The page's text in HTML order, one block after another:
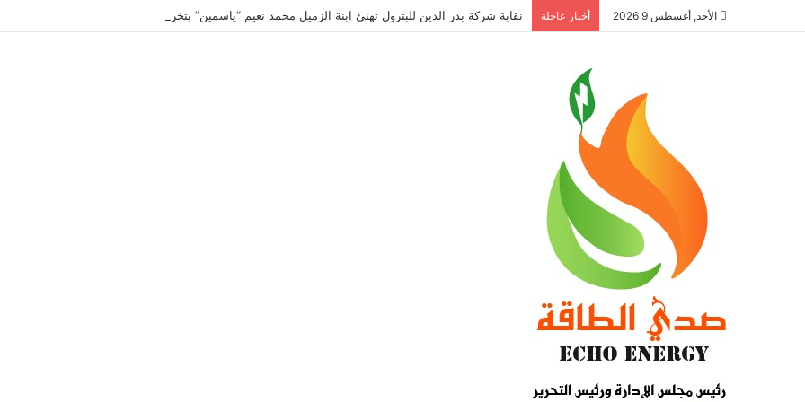
الأحد, أغسطس 9 2026 أخبار عاجلة نقابة شركة بدر الدين للبترول تهنئ ابنة الزميل محمد نعيم “ياسمين” بتخرجها وتفوقها